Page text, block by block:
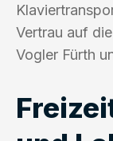
Vertrau auf
Vogler Fürth